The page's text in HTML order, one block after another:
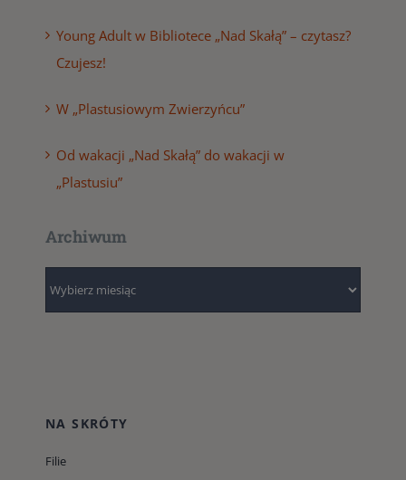
Young Adult w Bibliotece „Nad Skałą” – czytasz?
Czujesz!
W „Plastusiowym Zwierzyńcu”
Od wakacji „Nad Skałą” do wakacji w
„Plastusiu”
Archiwum
NA SKRÓTY
Filie